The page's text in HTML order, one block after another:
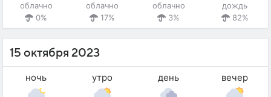
облачно
0%
облачно
17%
облачно
3%
дождь
82%
15 октября 2023
ночь утро день вечер